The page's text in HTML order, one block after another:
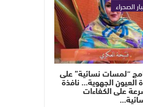
الصحراء
“لمسات نسائية” على
العيون الجهوية… نافذة
على الكفاءات